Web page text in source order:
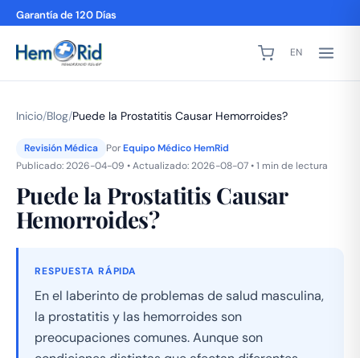
Garantía de 120 Días
EN
Inicio/Blog/Puede la Prostatitis Causar Hemorroides?
Revisión Médica PorEquipo Médico HemRid
Publicado: 2026-04-09 • Actualizado: 2026-08-07 • 1 min de lectura
Puede la Prostatitis Causar
Hemorroides?
RESPUESTA RÁPIDA
En el laberinto de problemas de salud masculina,
la prostatitis y las hemorroides son
preocupaciones comunes. Aunque son